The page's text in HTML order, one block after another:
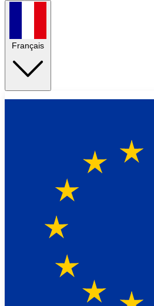
Français